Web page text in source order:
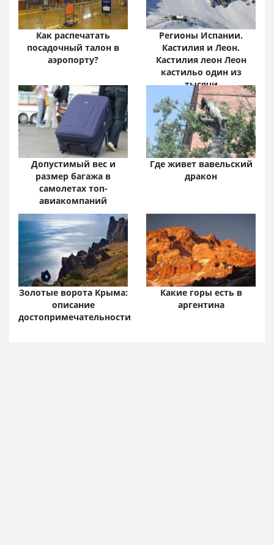
Как распечатать
посадочный талон в
аэропорту?
Регионы Испании.
Кастилия и Леон.
Кастилия леон Леон
кастильо один из
тысячи
Допустимый вес и
размер багажа в
самолетах топ-
авиакомпаний
Где живет вавельский
дракон
Золотые ворота Крыма:
описание
достопримечательности
Какие горы есть в
аргентина